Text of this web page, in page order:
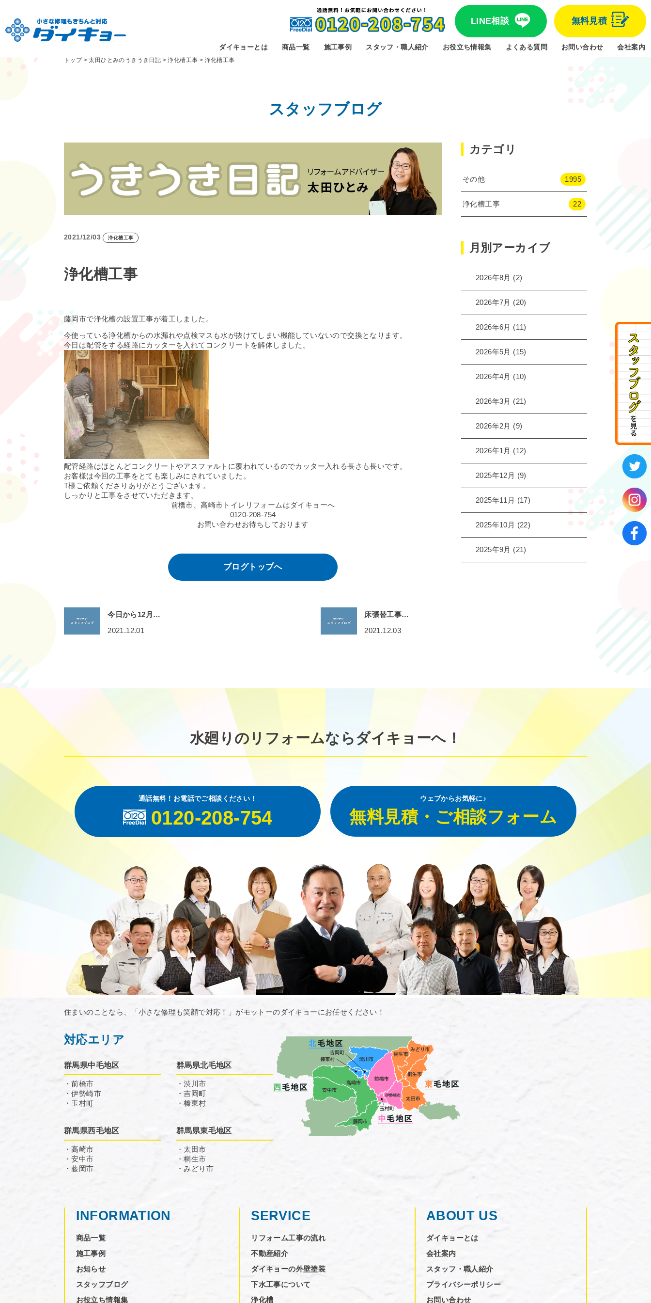
LINE相談 無料見積
ダイキョーとは 商品一覧 施工事例 スタッフ・職人紹介 お役立ち情報集 よくある質問 お問い合わせ 会社案内
トップ>太田ひとみのうきうき日記 >浄化槽工事 > 浄化槽工事
スタッフブログ
2021/12/03 浄化槽工事
浄化槽工事
藤岡市で浄化槽の設置工事が着工しました。
今使っている浄化槽からの水漏れや点検マスも水が抜けてしまい機能していないので交換となります。
今日は配管をする経路にカッターを入れてコンクリートを解体しました。
配管経路はほとんどコンクリートやアスファルトに覆われているのでカッター入れる長さも長いです。
お客様は今回の工事をとても楽しみにされていました。
T様ご依頼くださりありがとうございます。
しっかりと工事をさせていただきます。
前橋市、高崎市トイレリフォームはダイキョーへ
0120-208-754
お問い合わせお待ちしております
ブログトップへ
今日から12月…
2021.12.01
床張替工事…
2021.12.03
カテゴリ
その他 1995
浄化槽工事 22
月別アーカイブ
2026年8月 (2)
2026年7月 (20)
2026年6月 (11)
2026年5月 (15)
2026年4月 (10)
2026年3月 (21)
2026年2月 (9)
2026年1月 (12)
2025年12月 (9)
2025年11月 (17)
2025年10月 (22)
2025年9月 (21)
水廻りのリフォームならダイキョーへ！
通話無料！お電話でご相談ください！
0120-208-754
ウェブからお気軽に♪
無料見積・ご相談フォーム
住まいのことなら、「小さな修理も笑顔で対応！」がモットーのダイキョーにお任せください！
対応エリア
群馬県中毛地区
・前橋市
・伊勢崎市
・玉村町
群馬県北毛地区
・渋川市
・吉岡町
・榛東村
群馬県西毛地区
・高崎市
・安中市
・藤岡市
群馬県東毛地区
・太田市
・桐生市
・みどり市
INFORMATION
商品一覧
施工事例
お知らせ
スタッフブログ
お役立ち情報集
SERVICE
リフォーム工事の流れ
不動産紹介
ダイキョーの外壁塗装
下水工事について
浄化槽
ABOUT US
ダイキョーとは
会社案内
スタッフ・職人紹介
プライバシーポリシー
お問い合わせ